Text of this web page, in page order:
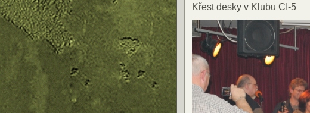
Křest desky v Klubu CI-5